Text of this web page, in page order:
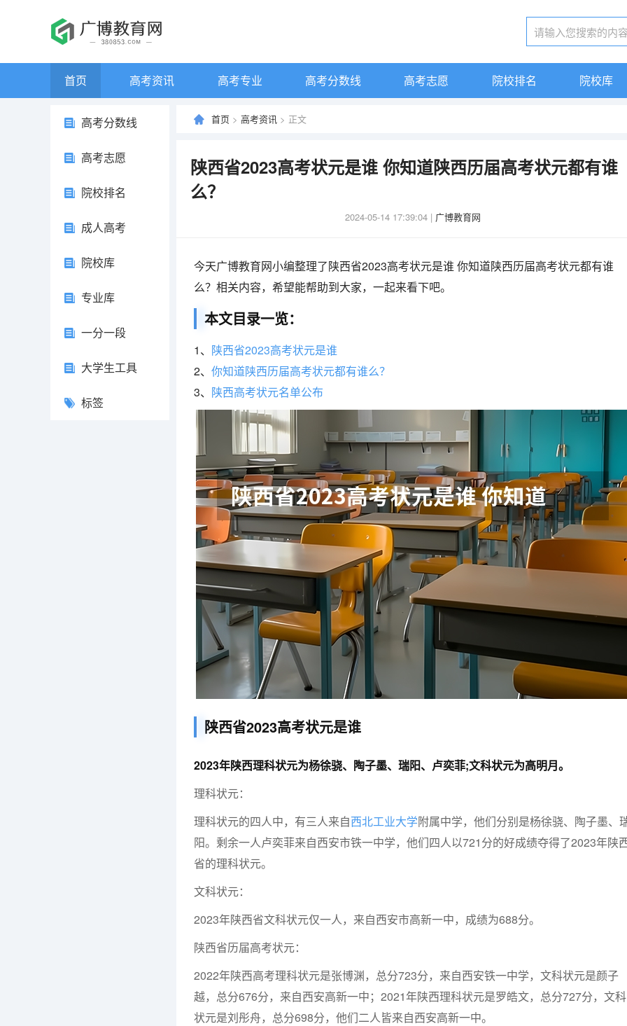
首页 高考资讯 高考专业 高考分数线 高考志愿 院校排名 院校库
高考分数线
高考志愿
院校排名
成人高考
院校库
专业库
一分一段
大学生工具
标签
首页 > 高考资讯 > 正文
陕西省2023高考状元是谁 你知道陕西历届高考状元都有谁
么？
2024-05-14 17:39:04 | 广博教育网
今天广博教育网小编整理了陕西省2023高考状元是谁 你知道陕西历届高考状元都有谁
么？相关内容，希望能帮助到大家，一起来看下吧。
本文目录一览：
1、 陕西省2023高考状元是谁
2、 你知道陕西历届高考状元都有谁么？
3、 陕西高考状元名单公布
陕西省2023高考状元是谁
2023年陕西理科状元为杨徐骁、陶子墨、瑞阳、卢奕菲;文科状元为高明月。
理科状元：
理科状元的四人中，有三人来自西北工业大学附属中学，他们分别是杨徐骁、陶子墨、
阳。剩余一人卢奕菲来自西安市铁一中学，他们四人以721分的好成绩夺得了2023年陕
省的理科状元。
文科状元：
2023年陕西省文科状元仅一人，来自西安市高新一中，成绩为688分。
陕西省历届高考状元：
2022年陕西高考理科状元是张博渊，总分723分，来自西安铁一中学，文科状元是颜子
越，总分676分，来自西安高新一中；2021年陕西理科状元是罗皓文，总分727分，文科
状元是刘彤舟，总分698分，他们二人皆来自西安高新一中。